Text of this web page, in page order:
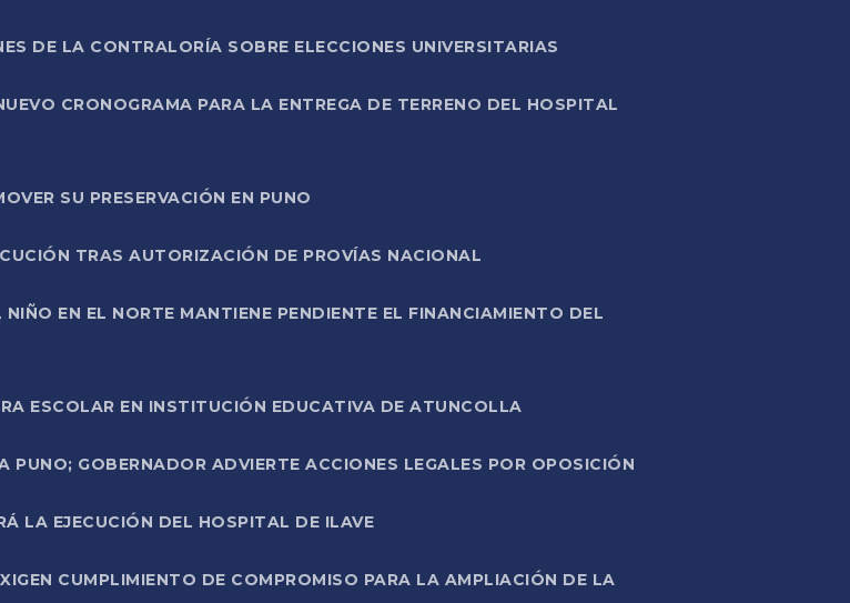
DE LA CONTRALORÍA SOBRE ELECCIONES UNIVERSITARIAS
CRONOGRAMA PARA LA ENTREGA DE TERRENO DEL HOSPITAL
SU PRESERVACIÓN EN PUNO
TRAS AUTORIZACIÓN DE PROVÍAS NACIONAL
EN EL NORTE MANTIENE PENDIENTE EL FINANCIAMIENTO DEL
ESCOLAR EN INSTITUCIÓN EDUCATIVA DE ATUNCOLLA
GOBERNADOR ADVIERTE ACCIONES LEGALES POR OPOSICIÓN
LA EJECUCIÓN DEL HOSPITAL DE ILAVE
CUMPLIMIENTO DE COMPROMISO PARA LA AMPLIACIÓN DE LA